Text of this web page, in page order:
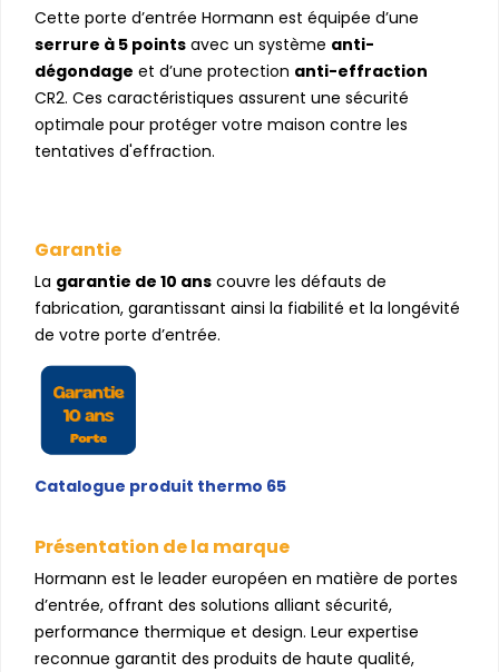
Cette porte d’entrée Hormann est équipée d’une
serrure à 5 points avec un système anti-
dégondage et d’une protection anti-effraction
CR2. Ces caractéristiques assurent une sécurité
optimale pour protéger votre maison contre les
tentatives d'effraction.
Garantie
La garantie de 10 ans couvre les défauts de
fabrication, garantissant ainsi la fiabilité et la longévité
de votre porte d’entrée.
Catalogue produit thermo 65
Présentation de la marque
Hormann est le leader européen en matière de portes
d’entrée, offrant des solutions alliant sécurité,
performance thermique et design. Leur expertise
reconnue garantit des produits de haute qualité,